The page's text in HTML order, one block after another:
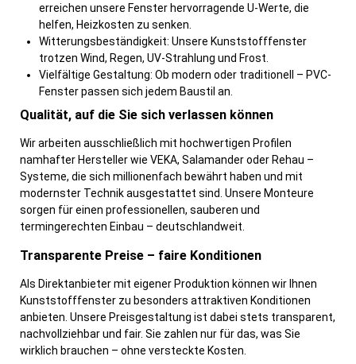
erreichen unsere Fenster hervorragende U-Werte, die
helfen, Heizkosten zu senken.
Witterungsbeständigkeit: Unsere Kunststofffenster
trotzen Wind, Regen, UV-Strahlung und Frost.
Vielfältige Gestaltung: Ob modern oder traditionell – PVC-
Fenster passen sich jedem Baustil an.
Qualität, auf die Sie sich verlassen können
Wir arbeiten ausschließlich mit hochwertigen Profilen
namhafter Hersteller wie VEKA, Salamander oder Rehau –
Systeme, die sich millionenfach bewährt haben und mit
modernster Technik ausgestattet sind. Unsere Monteure
sorgen für einen professionellen, sauberen und
termingerechten Einbau – deutschlandweit.
Transparente Preise – faire Konditionen
Als Direktanbieter mit eigener Produktion können wir Ihnen
Kunststofffenster zu besonders attraktiven Konditionen
anbieten. Unsere Preisgestaltung ist dabei stets transparent,
nachvollziehbar und fair. Sie zahlen nur für das, was Sie
wirklich brauchen – ohne versteckte Kosten.